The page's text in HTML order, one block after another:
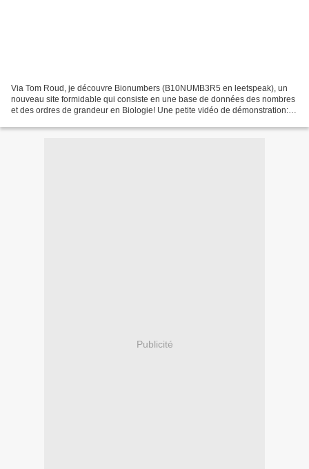
Via Tom Roud, je découvre Bionumbers (B10NUMB3R5 en leetspeak), un
nouveau site formidable qui consiste en une base de données des nombres
et des ordres de grandeur en Biologie! Une petite vidéo de démonstration:
Publicité